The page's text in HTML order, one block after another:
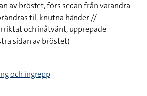
av bröstet, förs sedan från varandra
till knutna händer //
och inåtvänt, upprepade
sidan av bröstet)
och ingrepp